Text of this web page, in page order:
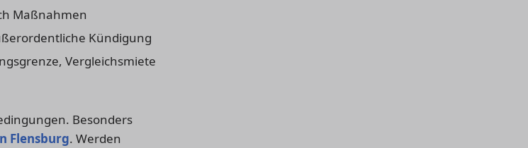
Maßnahmen
Kündigung
Vergleichsmiete
Besonders
Flensburg. Werden